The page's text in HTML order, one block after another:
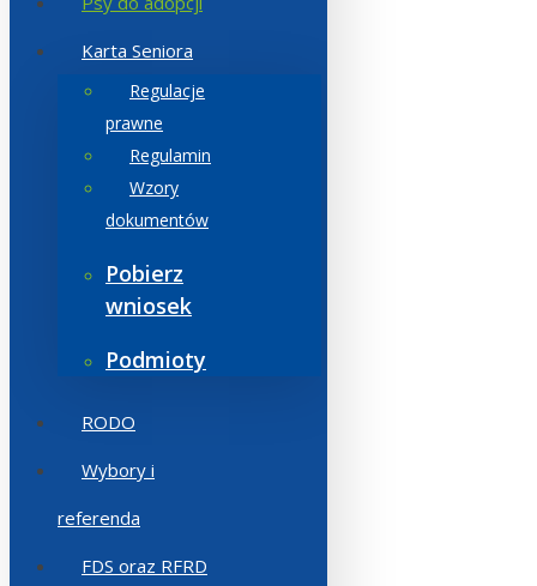
Karta Seniora
Regulacje
prawne
Regulamin
Wzory
dokumentów
Pobierz
wniosek
Podmioty
RODO
Wybory i
referenda
FDS oraz RFRD